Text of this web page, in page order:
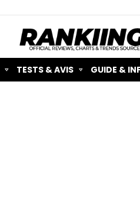
TESTS & AVIS GUIDE &